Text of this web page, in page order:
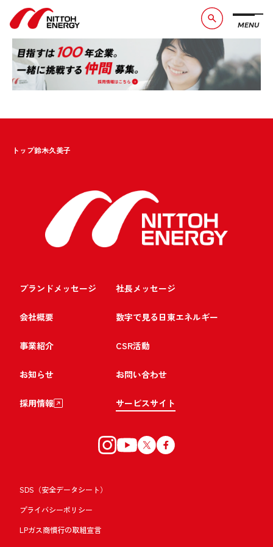
MENU
ブランドメッセージ
会社概要 数字で見る日東エネルギー
事業紹介 CSR活動
お知らせ お問い合わせ
採用情報
Sorry, nothing to display.
トップ鈴木久美子
ブランドメッセージ 社長メッセージ
会社概要 数字で見る日東エネルギー
事業紹介 CSR活動
お知らせ お問い合わせ
採用情報 サービスサイト
SDS（安全データシート）
プライバシーポリシー
LPガス商慣行の取組宣言